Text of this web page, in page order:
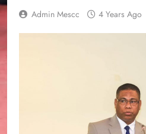
Admin Mescc 4 Years Ago